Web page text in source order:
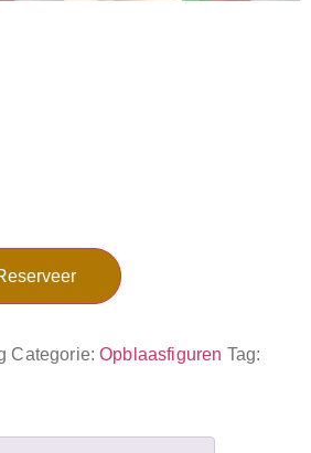
Categorie:Opblaasfiguren Tag: